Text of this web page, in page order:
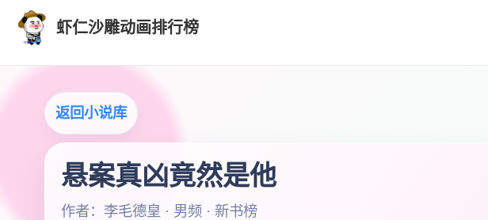
虾仁沙雕动画排行榜
返回小说库
悬案真凶竟然是他
作者：李毛德皇 · 男频 · 新书榜